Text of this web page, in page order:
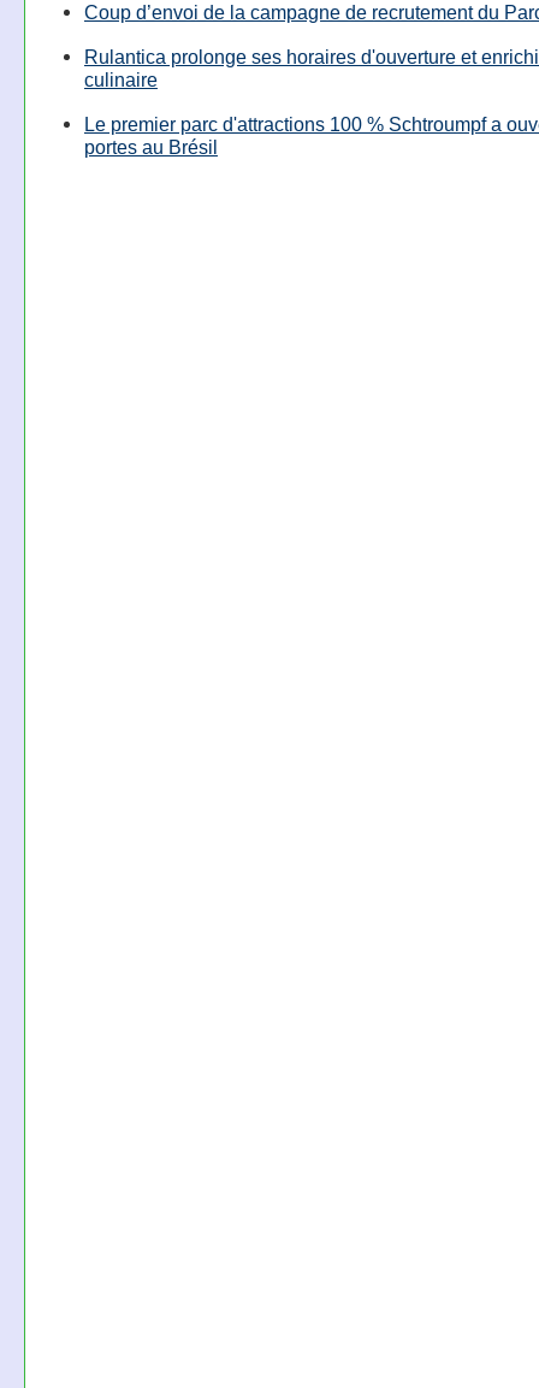
Coup d’envoi de la campagne de recrutement du
Rulantica prolonge ses horaires d'ouverture et
culinaire
Le premier parc d'attractions 100 % Schtroumpf a
portes au Brésil